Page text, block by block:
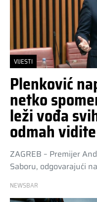
VIJESTI
Plenković
netko
leži vođa
odmah
ZAGREB – Premijer
Saboru, odgovarajući
NEWSBAR